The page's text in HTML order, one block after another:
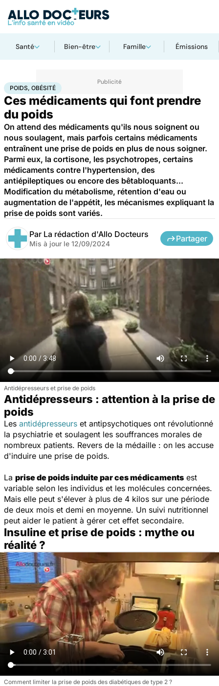
Santé Bien-être Famille Émissions
Accueil SantéMédicaments Poids, obésité
POIDS, OBÉSITÉ
Ces médicaments qui font prendre
du poids
On attend des médicaments qu'ils nous soignent ou
nous soulagent, mais parfois certains médicaments
entraînent une prise de poids en plus de nous soigner.
Parmi eux, la cortisone, les psychotropes, certains
médicaments contre l'hypertension, des
antiépileptiques ou encore des bêtabloquants...
Modification du métabolisme, rétention d'eau ou
augmentation de l'appétit, les mécanismes expliquant la
prise de poids sont variés.
Par La rédaction d'Allo Docteurs
Mis à jour le 12/09/2024
Partager
Antidépresseurs et prise de poids
Antidépresseurs : attention à la prise de
poids
Les antidépresseurs et antipsychotiques ont révolutionné
la psychiatrie et soulagent les souffrances morales de
nombreux patients. Revers de la médaille : on les accuse
d'induire une prise de poids.
La prise de poids induite par ces médicaments est
variable selon les individus et les molécules concernées.
Mais elle peut s'élever à plus de 4 kilos sur une période
de deux mois et demi en moyenne. Un suivi nutritionnel
peut aider le patient à gérer cet effet secondaire.
Insuline et prise de poids : mythe ou
réalité ?
Comment limiter la prise de poids des diabétiques de type 2 ?